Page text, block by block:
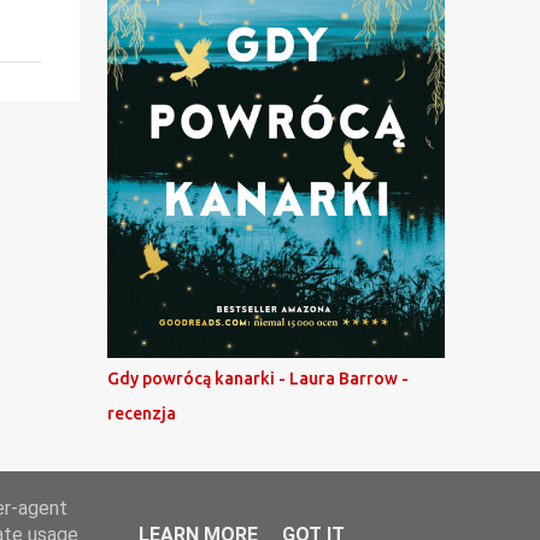
Gdy powrócą kanarki - Laura Barrow -
recenzja
agent
usage
LEARN MORE GOT IT